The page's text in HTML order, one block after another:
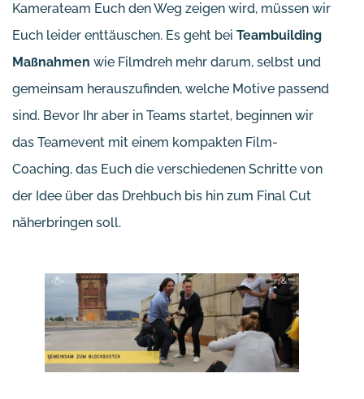
Kamerateam Euch den Weg zeigen wird, müssen wir
Euch leider enttäuschen. Es geht bei Teambuilding
Maßnahmen wie Filmdreh mehr darum, selbst und
gemeinsam herauszufinden, welche Motive passend
sind. Bevor Ihr aber in Teams startet, beginnen wir
das Teamevent mit einem kompakten Film-
Coaching, das Euch die verschiedenen Schritte von
der Idee über das Drehbuch bis hin zum Final Cut
näherbringen soll.